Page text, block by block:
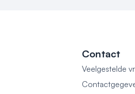
Contact
Veelgestelde